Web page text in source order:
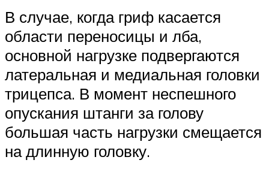
В случае, когда гриф касается
области переносицы и лба,
основной нагрузке подвергаются
латеральная и медиальная головки
трицепса. В момент неспешного
опускания штанги за голову
большая часть нагрузки смещается
на длинную головку.